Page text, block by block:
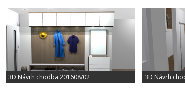
3D Návrh chodba 201608/02 3D Návrh